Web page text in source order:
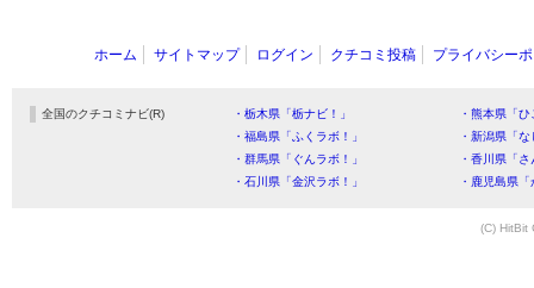
ホーム サイトマップ ログイン クチコミ投稿 プライバシー
全国のクチコミナビ(R) ・栃木県「栃ナビ！」
・熊本県「
・福島県「ふくラボ！」
・新潟県「
・群馬県「ぐんラボ！」
・香川県「
・石川県「金沢ラボ！」
・鹿児島県
(C) HitBit